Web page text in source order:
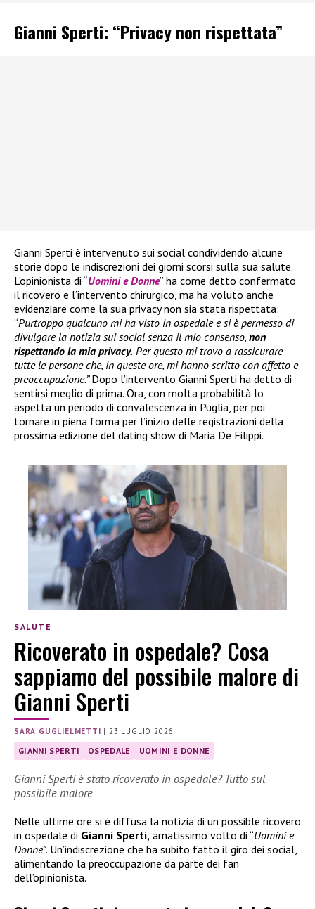
Gianni Sperti: “Privacy non rispettata”
Gianni Sperti è intervenuto sui social condividendo alcune
storie dopo le indiscrezioni dei giorni scorsi sulla sua salute.
L’opinionista di “Uomini e Donne” ha come detto confermato
il ricovero e l’intervento chirurgico, ma ha voluto anche
evidenziare come la sua privacy non sia stata rispettata:
“Purtroppo qualcuno mi ha visto in ospedale e si è permesso di
divulgare la notizia sui social senza il mio consenso, non
rispettando la mia privacy. Per questo mi trovo a rassicurare
tutte le persone che, in queste ore, mi hanno scritto con affetto e
preoccupazione.”Dopo l’intervento Gianni Sperti ha detto di
sentirsi meglio di prima. Ora, con molta probabilità lo
aspetta un periodo di convalescenza in Puglia, per poi
tornare in piena forma per l’inizio delle registrazioni della
prossima edizione del dating show di Maria De Filippi.
SALUTE
Ricoverato in ospedale? Cosa
sappiamo del possibile malore di
Gianni Sperti
SARA GUGLIELMETTI |23 LUGLIO 2026
GIANNI SPERTI OSPEDALE UOMINI E DONNE
Gianni Sperti è stato ricoverato in ospedale? Tutto sul
possibile malore
Nelle ultime ore si è diffusa la notizia di un possible ricovero
in ospedale di Gianni Sperti, amatissimo volto di “Uomini e
Donne”. Un’indiscrezione che ha subito fatto il giro dei social,
alimentando la preoccupazione da parte dei fan
dell’opinionista.